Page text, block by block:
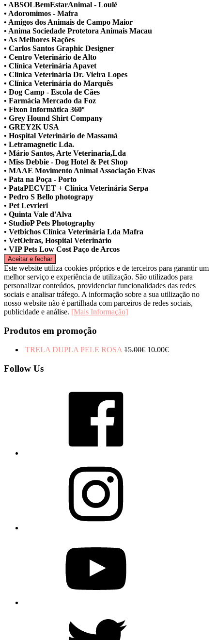
• ABSOLBemEstarAnimal - Loulé
• Adoromimos - Mafra
• Amigos dos Animais de Campo Maior
• Anima Sociedade Protetora Animais Macau
• As Melhores Rações
• Carlos Santos Graphic Designer
• Centro Veterinário de Alto
• Clínica Veterinária Apavet
• Clínica Veterinária Dr. Vieira Lopes
• Clínica Veterinária do Marquês
• Dog Camp - Escola de Cães
• Farmácia Mercado da Foz
• Fixon Informática 360º
• Grey Hound Shirt Company
• GREY2K USA
• Hospital Veterinário de Massamá
• Letramagnetic Lda.
• Mário Santos, Arte Veterinaria,Lda
• Miss Debbie - Dog Hotel & Pet Shop
• MAAE Movimento Animal Associação Elvas
• Pata na Poça - Porto
• PataPECVET + Clínica Veterinária Serpa
• Pedro S Bello photograpy
• Pet Levrieri
• Quinta Vale d'Alva
• StudioP Pets Photography
• Vetbichos Clínica Veterinária Lda Mafra
• VetOeiras, Hospital Veterinário
• VIP Pets Low Cost Paço de Arcos
Este website utiliza cookies próprios e de terceiros para garantir um
melhor serviço e experiência de utilização. São utilizados para
personalizar conteúdos, providenciar funcionalidades das redes
sociais e analisar tráfego. A informação sobre a sua utilização no
nosso website não é partilhada com parceiros de redes sociais,
publicidade e análise. [Mais Informação]
Produtos em promoção
TRELA DUPLA PELE ROSA 15.00€ 10.00€
Follow Us